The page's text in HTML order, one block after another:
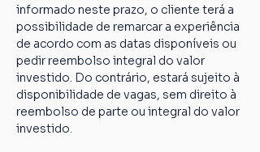
informado neste prazo, o cliente terá a
possibilidade de remarcar a experiência
de acordo com as datas disponíveis ou
pedir reembolso integral do valor
investido. Do contrário, estará sujeito à
disponibilidade de vagas, sem direito à
reembolso de parte ou integral do valor
investido.